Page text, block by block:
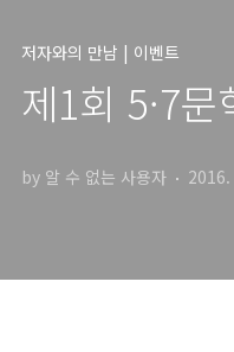
저자와의 만남 | 이벤트
제1회 5·7
by 알 수 없는 사용자